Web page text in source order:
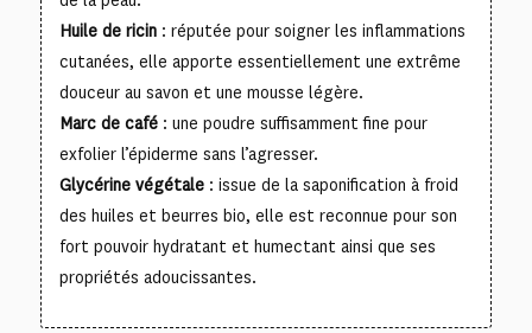
Huile de ricin: réputée pour soigner les inflammations
cutanées, elle apporte essentiellement une extrême
douceur au savon et une mousse légère.
Marc de café: une poudre suffisamment fine pour
exfolier l’épiderme sans l’agresser.
Glycérine végétale: issue de la saponification à froid
des huiles et beurres bio, elle est reconnue pour son
fort pouvoir hydratant et humectant ainsi que ses
propriétés adoucissantes.